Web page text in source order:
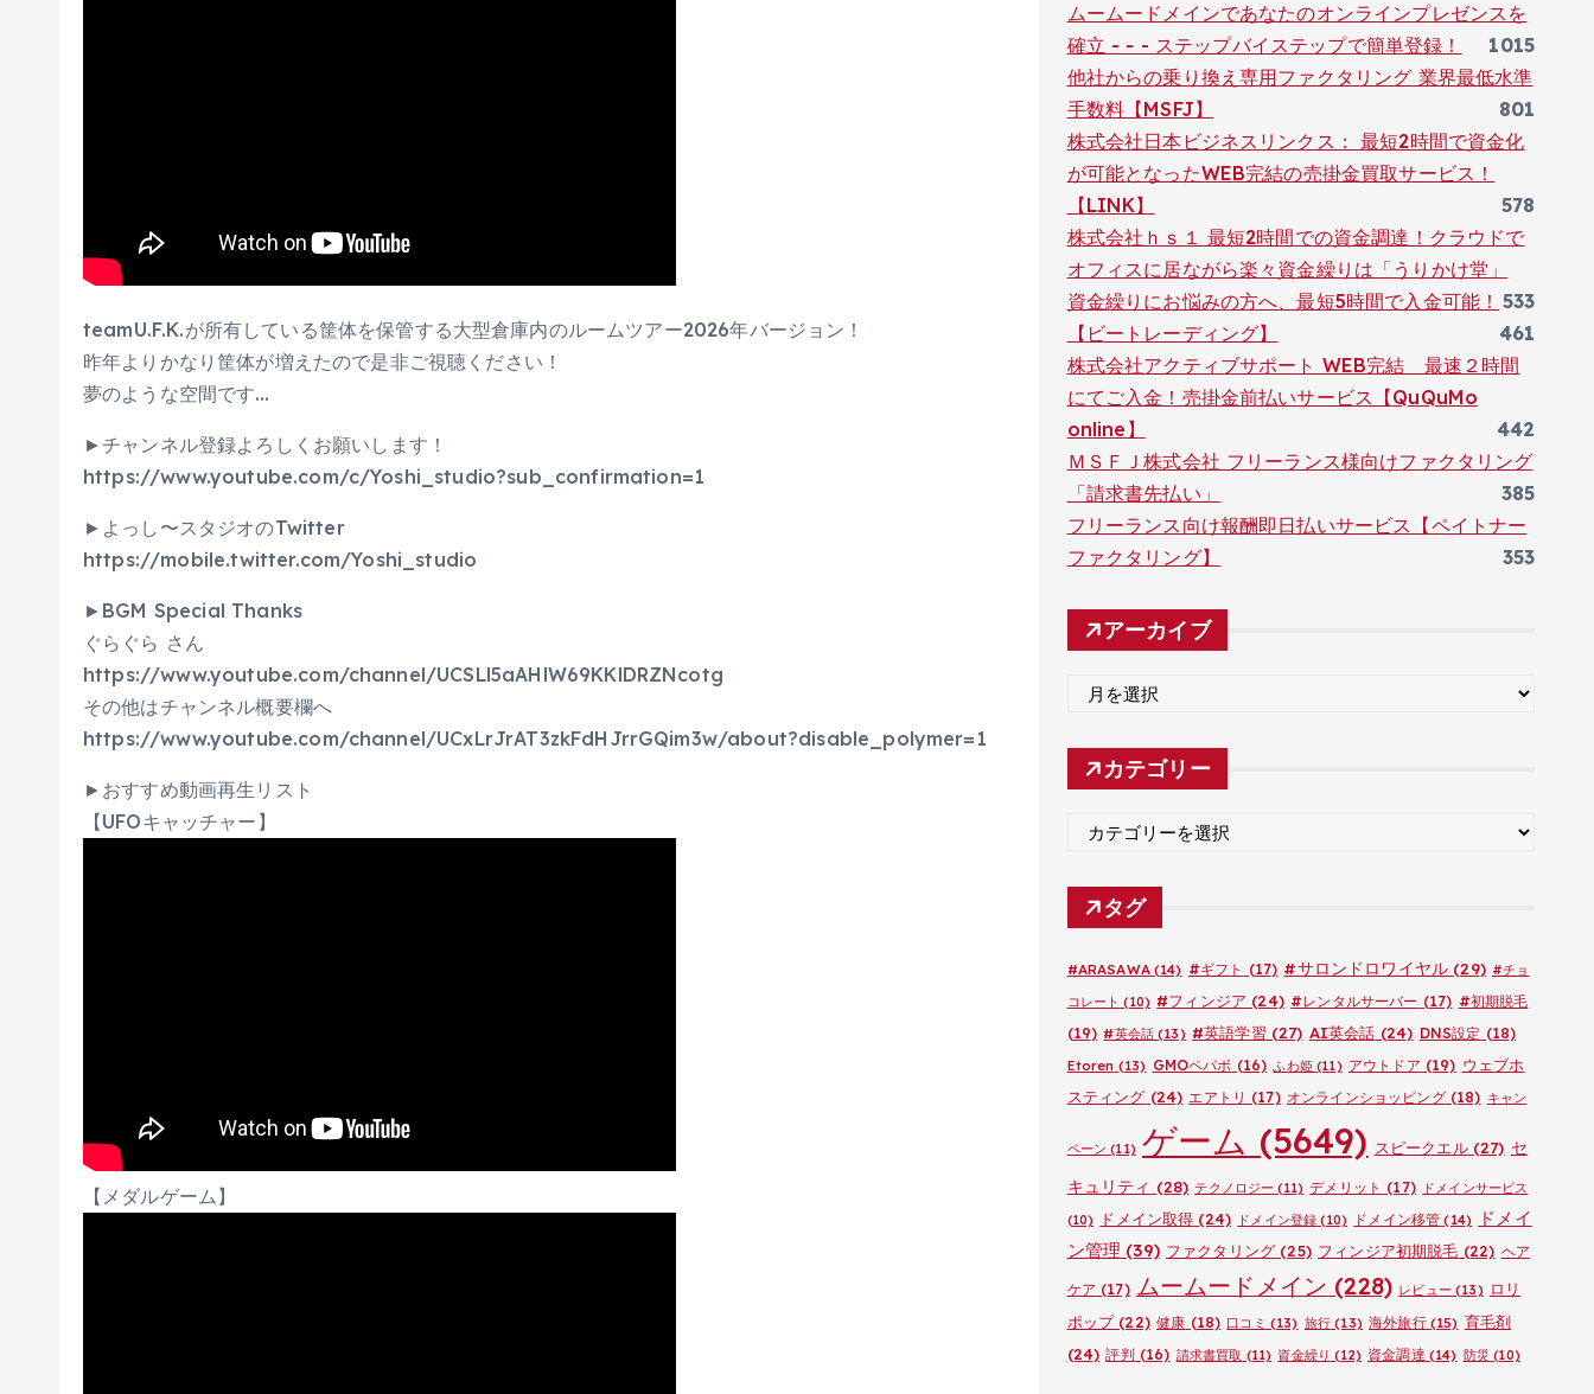
teamU.F.K.が所有している筐体を保管する大型倉庫内のルームツアー2026年バージョン！
昨年よりかなり筐体が増えたので是非ご視聴ください！
夢のような空間です…
►チャンネル登録よろしくお願いします！
https://www.youtube.com/c/Yoshi_studio?sub_confirmation=1
►よっし〜スタジオのTwitter
https://mobile.twitter.com/Yoshi_studio
►BGM Special Thanks
ぐらぐら さん
https://www.youtube.com/channel/UCSLl5aAHlW69KKlDRZNcotg
その他はチャンネル概要欄へ
https://www.youtube.com/channel/UCxLrJrAT3zkFdHJrrGQim3w/about?disable_polymer=1
►おすすめ動画再生リスト
【UFOキャッチャー】
【メダルゲーム】
ムームードメインであなたのオンラインプレゼンスを
確立 - - - ステップバイステップで簡単登録！
1015
他社からの乗り換え専用ファクタリング 業界最低水準
手数料【MSFJ】
801
株式会社日本ビジネスリンクス： 最短2時間で資金化
が可能となったWEB完結の売掛金買取サービス！
【LINK】
578
株式会社ｈｓ１ 最短2時間での資金調達！クラウドで
オフィスに居ながら楽々資金繰りは「うりかけ堂」
533
資金繰りにお悩みの方へ、最短5時間で入金可能！
【ビートレーディング】
461
株式会社アクティブサポート WEB完結 最速２時間
にてご入金！売掛金前払いサービス【QuQuMo
online】
442
ＭＳＦＪ株式会社 フリーランス様向けファクタリング
「請求書先払い」
385
フリーランス向け報酬即日払いサービス【ペイトナー
ファクタリング】
353
アーカイブ
カ
イ
カテゴリー
ゴ
リ
タグ
#ARASAWA(14) #ギフト (17) #サロンドロワイヤル (29) #チョ
コレート (10) #フィンジア (24) #レンタルサーバー (17) #初期脱毛
(19) #英会話 (13) #英語学習 (27) AI英会話 (24) DNS設定 (18)
Etoren (13) GMOペパボ (16) ふわ姫(11) アウトドア (19) ウェブホ
スティング (24) エアトリ (17) オンラインショッピング(18) キャン
ペーン (11) ゲーム (5649) スピークエル(27) セ
キュリティ (28) テクノロジー (11) デメリット (17)
ドメインサービス
(10)
ドメイン取得 (24) ドメイン登録 (10) ドメイン移管 (14)
ドメイ
ン管理 (39) ファクタリング (25) フィンジア初期脱毛 (22) ヘア
ケア (17) ムームードメイン (228) レビュー (13) ロリ
ポップ(22) 健康 (18) 口コミ (13) 旅行 (13) 海外旅行(15) 育毛剤
(24) 評判 (16) 請求書買取 (11) 資金繰り (12) 資金調達 (14) 防災 (10)